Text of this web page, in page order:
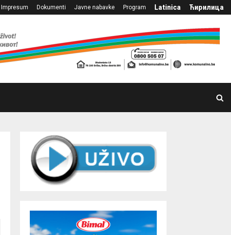
Impresum Dokumenti Javne nabavke Program Latinica Ћирилица